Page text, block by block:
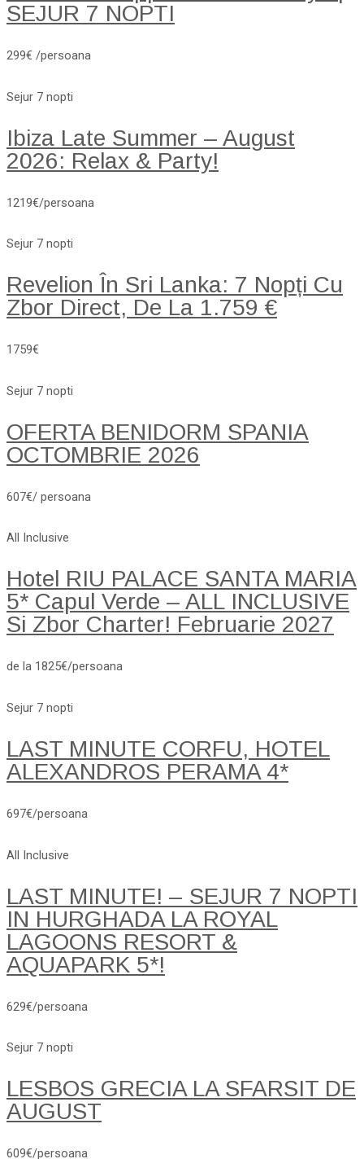
SEJUR 7 NOPTI
299€ /persoana
Sejur 7 nopti
Ibiza Late Summer – August
2026: Relax & Party!
1219€/persoana
Sejur 7 nopti
Revelion În Sri Lanka: 7 Nopți Cu
Zbor Direct, De La 1.759 €
1759€
Sejur 7 nopti
OFERTA BENIDORM SPANIA
OCTOMBRIE 2026
607€/ persoana
All Inclusive
Hotel RIU PALACE SANTA MARIA
5* Capul Verde – ALL INCLUSIVE
Si Zbor Charter! Februarie 2027
de la 1825€/persoana
Sejur 7 nopti
LAST MINUTE CORFU, HOTEL
ALEXANDROS PERAMA 4*
697€/persoana
All Inclusive
LAST MINUTE! – SEJUR 7 NOPTI
IN HURGHADA LA ROYAL
LAGOONS RESORT &
AQUAPARK 5*!
629€/persoana
Sejur 7 nopti
LESBOS GRECIA LA SFARSIT DE
AUGUST
609€/persoana